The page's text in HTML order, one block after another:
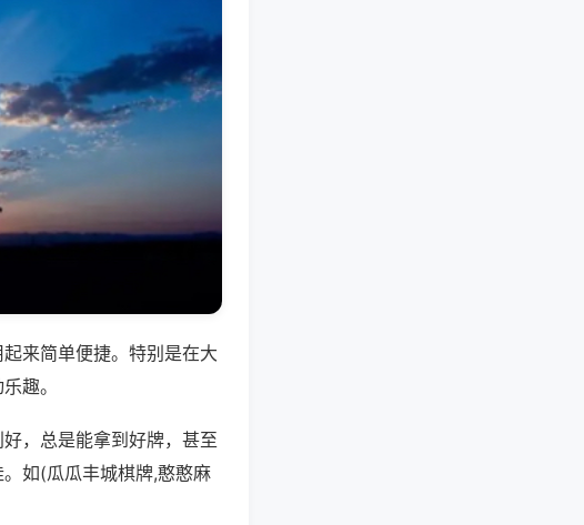
来简单便捷。特别是在大
趣。
，总是能拿到好牌，甚至
如(瓜瓜丰城棋牌,憨憨麻